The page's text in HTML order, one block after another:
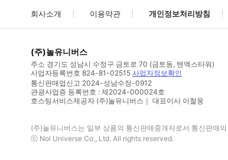
회사소개 이용약관 개인정보처리방침
(주)놀유니버스
주소 경기도 성남시 수정구 금토로 70 (금토동, 텐엑스타워)
사업자등록번호 824-81-02515 사업자정보확인
통신판매업신고 2024-성남수정-0912
관광사업증 등록번호 : 제2024-000024호
호스팅서비스제공자 (주)놀유니버스｜ 대표이사 이철웅
(주)놀유니버스는 일부 상품의 통신판매중개자로서 통신판매
ⓒ Nol Universe Co., Ltd. All rights reserved.